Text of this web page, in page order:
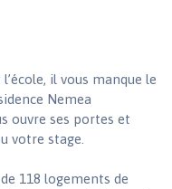
il vous manque le
Nemea
ouvre ses portes et
votre stage.
118 logements de